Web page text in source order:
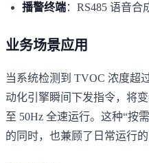
播警终端：RS485 语音合
业务场景应用
当系统检测到 TVOC 浓度超
动化引擎瞬间下发指令，将
至 50Hz 全速运行。这种“按
的同时，也兼顾了日常运行的